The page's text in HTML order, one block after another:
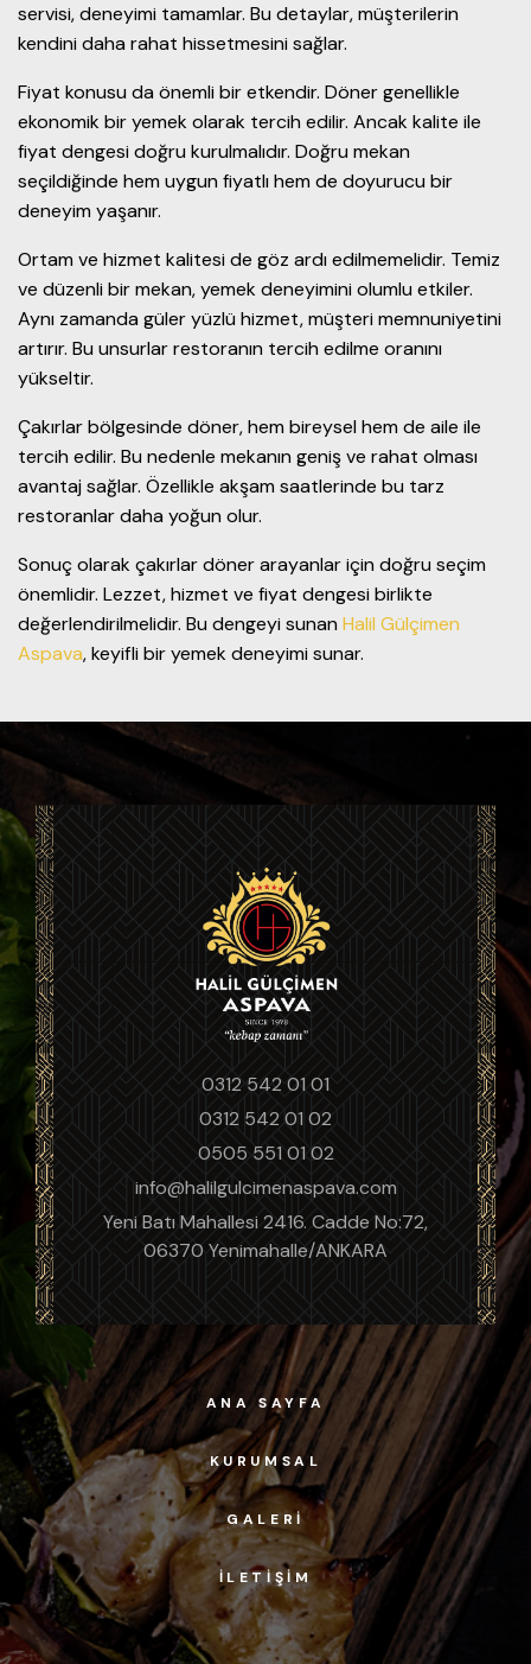
servisi, deneyimi tamamlar. Bu detaylar, müşterilerin
kendini daha rahat hissetmesini sağlar.
Fiyat konusu da önemli bir etkendir. Döner genellikle
ekonomik bir yemek olarak tercih edilir. Ancak kalite ile
fiyat dengesi doğru kurulmalıdır. Doğru mekan
seçildiğinde hem uygun fiyatlı hem de doyurucu bir
deneyim yaşanır.
Ortam ve hizmet kalitesi de göz ardı edilmemelidir. Temiz
ve düzenli bir mekan, yemek deneyimini olumlu etkiler.
Aynı zamanda güler yüzlü hizmet, müşteri memnuniyetini
artırır. Bu unsurlar restoranın tercih edilme oranını
yükseltir.
Çakırlar bölgesinde döner, hem bireysel hem de aile ile
tercih edilir. Bu nedenle mekanın geniş ve rahat olması
avantaj sağlar. Özellikle akşam saatlerinde bu tarz
restoranlar daha yoğun olur.
Sonuç olarak çakırlar döner arayanlar için doğru seçim
önemlidir. Lezzet, hizmet ve fiyat dengesi birlikte
değerlendirilmelidir. Bu dengeyi sunan Halil Gülçimen
Aspava, keyifli bir yemek deneyimi sunar.
0312 542 01 01
0312 542 01 02
0505 551 01 02
info@halilgulcimenaspava.com
Yeni Batı Mahallesi 2416. Cadde No:72,
06370 Yenimahalle/ANKARA
ANA SAYFA
KURUMSAL
GALERI
İLETIŞIM